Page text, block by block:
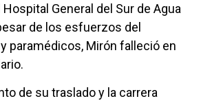
General del Sur de Agua
de los esfuerzos del
paramédicos, Mirón falleció en
de su traslado y la carrera